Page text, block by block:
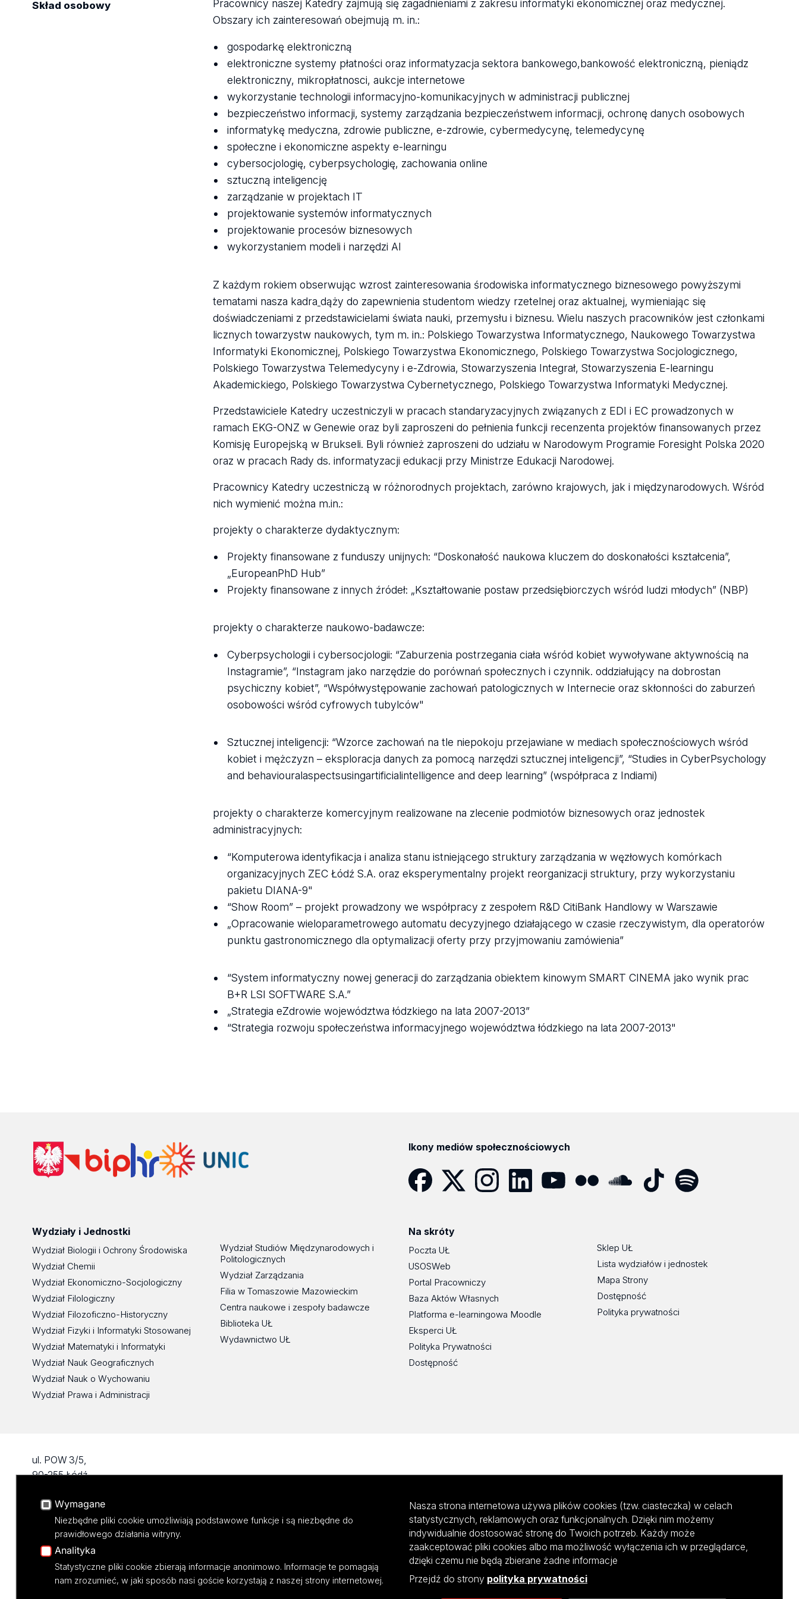
Skład osobowy
Pracownicy naszej Katedry zajmują się zagadnieniami z zakresu informatyki ekonomicznej oraz medycznej.
Obszary ich zainteresowań obejmują m. in.:
gospodarkę elektroniczną
elektroniczne systemy płatności oraz informatyzacja sektora bankowego,bankowość elektroniczną, pieniądz
elektroniczny, mikropłatnosci, aukcje internetowe
wykorzystanie technologii informacyjno-komunikacyjnych w administracji publicznej
bezpieczeństwo informacji, systemy zarządzania bezpieczeństwem informacji, ochronę danych osobowych
informatykę medyczna, zdrowie publiczne, e-zdrowie, cybermedycynę, telemedycynę
społeczne i ekonomiczne aspekty e-learningu
cybersocjologię, cyberpsychologię, zachowania online
sztuczną inteligencję
zarządzanie w projektach IT
projektowanie systemów informatycznych
projektowanie procesów biznesowych
wykorzystaniem modeli i narzędzi AI
Z każdym rokiem obserwując wzrost zainteresowania środowiska informatycznego biznesowego powyższymi
tematami nasza kadra dąży do zapewnienia studentom wiedzy rzetelnej oraz aktualnej, wymieniając się
doświadczeniami z przedstawicielami świata nauki, przemysłu i biznesu. Wielu naszych pracowników jest członkami
licznych towarzystw naukowych, tym m. in.: Polskiego Towarzystwa Informatycznego, Naukowego Towarzystwa
Informatyki Ekonomicznej, Polskiego Towarzystwa Ekonomicznego, Polskiego Towarzystwa Socjologicznego,
Polskiego Towarzystwa Telemedycyny i e-Zdrowia, Stowarzyszenia Integrał, Stowarzyszenia E-learningu
Akademickiego, Polskiego Towarzystwa Cybernetycznego, Polskiego Towarzystwa Informatyki Medycznej.
Przedstawiciele Katedry uczestniczyli w pracach standaryzacyjnych związanych z EDI i EC prowadzonych w
ramach EKG-ONZ w Genewie oraz byli zaproszeni do pełnienia funkcji recenzenta projektów finansowanych przez
Komisję Europejską w Brukseli. Byli również zaproszeni do udziału w Narodowym Programie Foresight Polska 2020
oraz w pracach Rady ds. informatyzacji edukacji przy Ministrze Edukacji Narodowej.
Pracownicy Katedry uczestniczą w różnorodnych projektach, zarówno krajowych, jak i międzynarodowych. Wśród
nich wymienić można m.in.:
projekty o charakterze dydaktycznym:
Projekty finansowane z funduszy unijnych: “Doskonałość naukowa kluczem do doskonałości kształcenia”,
„EuropeanPhD Hub”
Projekty finansowane z innych źródeł: „Kształtowanie postaw przedsiębiorczych wśród ludzi młodych” (NBP)
projekty o charakterze naukowo-badawcze:
Cyberpsychologii i cybersocjologii: “Zaburzenia postrzegania ciała wśród kobiet wywoływane aktywnością na
Instagramie”, “Instagram jako narzędzie do porównań społecznych i czynnik. oddziałujący na dobrostan
psychiczny kobiet”, “Współwystępowanie zachowań patologicznych w Internecie oraz skłonności do zaburzeń
osobowości wśród cyfrowych tubylców"
Sztucznej inteligencji: “Wzorce zachowań na tle niepokoju przejawiane w mediach społecznościowych wśród
kobiet i mężczyzn – eksploracja danych za pomocą narzędzi sztucznej inteligencji”, “Studies in CyberPsychology
and behaviouralaspectsusingartificialintelligence and deep learning” (współpraca z Indiami)
projekty o charakterze komercyjnym realizowane na zlecenie podmiotów biznesowych oraz jednostek
administracyjnych:
“Komputerowa identyfikacja i analiza stanu istniejącego struktury zarządzania w węzłowych komórkach
organizacyjnych ZEC Łódź S.A. oraz eksperymentalny projekt reorganizacji struktury, przy wykorzystaniu
pakietu DIANA-9"
“Show Room” – projekt prowadzony we współpracy z zespołem R&D CitiBank Handlowy w Warszawie
„Opracowanie wieloparametrowego automatu decyzyjnego działającego w czasie rzeczywistym, dla operatorów
punktu gastronomicznego dla optymalizacji oferty przy przyjmowaniu zamówienia”
“System informatyczny nowej generacji do zarządzania obiektem kinowym SMART CINEMA jako wynik prac
B+R LSI SOFTWARE S.A.”
„Strategia eZdrowie województwa łódzkiego na lata 2007-2013”
“Strategia rozwoju społeczeństwa informacyjnego województwa łódzkiego na lata 2007-2013"
Ikony mediów społecznościowych
Wydziały i Jednostki
Wydział Biologii i Ochrony Środowiska
Wydział Chemii
Wydział Ekonomiczno-Socjologiczny
Wydział Filologiczny
Wydział Filozoficzno-Historyczny
Wydział Fizyki i Informatyki Stosowanej
Wydział Matematyki i Informatyki
Wydział Nauk Geograficznych
Wydział Nauk o Wychowaniu
Wydział Prawa i Administracji
Wydział Studiów Międzynarodowych i
Politologicznych
Wydział Zarządzania
Filia w Tomaszowie Mazowieckim
Centra naukowe i zespoły badawcze
Biblioteka UŁ
Wydawnictwo UŁ
Na skróty
Poczta UŁ
USOSWeb
Portal Pracowniczy
Baza Aktów Własnych
Platforma e-learningowa Moodle
Eksperci UŁ
Polityka Prywatności
Dostępność
Sklep UŁ
Lista wydziałów i jednostek
Mapa Strony
Dostępność
Polityka prywatności
ul. POW 3/5,
90-255 Łódź
fax: 42/635 50 32
Wymagane
Niezbędne pliki cookie umożliwiają podstawowe funkcje i są niezbędne do
prawidłowego działania witryny.
Analityka
Statystyczne pliki cookie zbierają informacje anonimowo. Informacje te pomagają
nam zrozumieć, w jaki sposób nasi goście korzystają z naszej strony internetowej.
Nasza strona internetowa używa plików cookies (tzw. ciasteczka) w celach
statystycznych, reklamowych oraz funkcjonalnych. Dzięki nim możemy
indywidualnie dostosować stronę do Twoich potrzeb. Każdy może
zaakceptować pliki cookies albo ma możliwość wyłączenia ich w przeglądarce,
dzięki czemu nie będą zbierane żadne informacje
Przejdź do strony polityka prywatności